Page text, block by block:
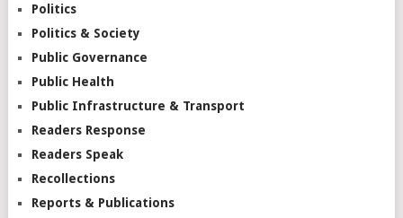
Politics
Politics & Society
Public Governance
Public Health
Public Infrastructure & Transport
Readers Response
Readers Speak
Recollections
Reports & Publications